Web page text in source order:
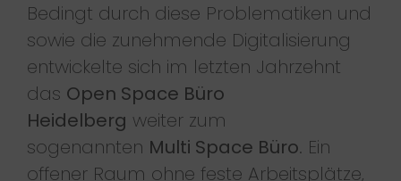
Bedingt durch diese Problematiken und
sowie die zunehmende Digitalisierung
entwickelte sich im letzten Jahrzehnt
das Open Space Büro
Heidelberg weiter zum
sogenannten Multi Space Büro. Ein
offener Raum ohne feste Arbeitsplätze,